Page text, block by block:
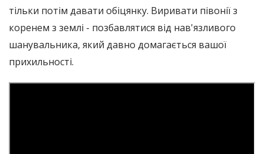
тільки потім давати обіцянку. Виривати півонії з
коренем з землі - позбавлятися від нав'язливого
шанувальника, який давно домагається вашої
прихильності.